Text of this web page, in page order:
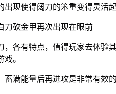
出现使得阔刀的笨重变得灵活
刀砍金甲再次出现在眼前
，各有特点，值得玩家去体验
戏。
蓄满能量后再进攻是非常有效的